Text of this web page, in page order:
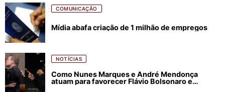
COMUNICAÇÃO
Mídia abafa criação de 1 milhão de empregos
NOTÍCIAS
Como Nunes Marques e André Mendonça
atuam para favorecer Flávio Bolsonaro e